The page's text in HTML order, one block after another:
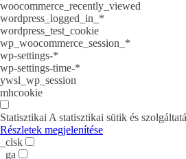
woocommerce_recently_viewed
wordpress_logged_in_*
wordpress_test_cookie
wp_woocommerce_session_*
wp-settings-*
wp-settings-time-*
ywsl_wp_session
mhcookie
Statisztikai A statisztikai sütik és
Részletek megjelenítése
_clsk
_ga